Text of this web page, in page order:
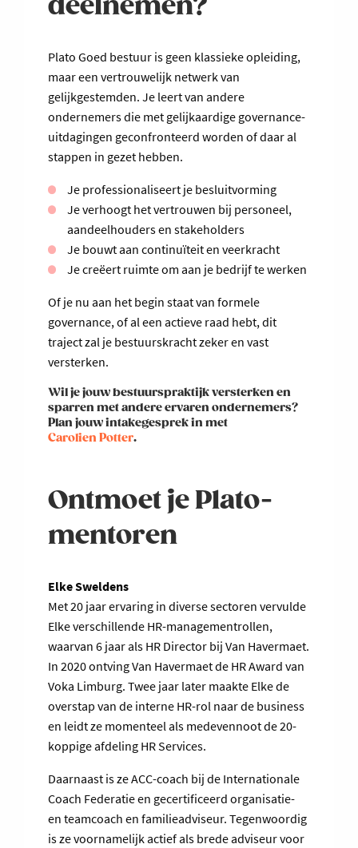
deelnemen?
Plato Goed bestuur is geen klassieke opleiding,
maar een vertrouwelijk netwerk van
gelijkgestemden. Je leert van andere
ondernemers die met gelijkaardige governance-
uitdagingen geconfronteerd worden of daar al
stappen in gezet hebben.
Je professionaliseert je besluitvorming
Je verhoogt het vertrouwen bij personeel,
aandeelhouders en stakeholders
Je bouwt aan continuïteit en veerkracht
Je creëert ruimte om aan je bedrijf te werken
Of je nu aan het begin staat van formele
governance, of al een actieve raad hebt, dit
traject zal je bestuurskracht zeker en vast
versterken.
Wil je jouw bestuurspraktijk versterken en
sparren met andere ervaren ondernemers?
Plan jouw intakegesprek in met
Carolien Potter.
Ontmoet je Plato-
mentoren
Elke Sweldens
Met 20 jaar ervaring in diverse sectoren vervulde
Elke verschillende HR-managementrollen,
waarvan 6 jaar als HR Director bij Van Havermaet.
In 2020 ontving Van Havermaet de HR Award van
Voka Limburg. Twee jaar later maakte Elke de
overstap van de interne HR-rol naar de business
en leidt ze momenteel als medevennoot de 20-
koppige afdeling HR Services.
Daarnaast is ze ACC-coach bij de Internationale
Coach Federatie en gecertificeerd organisatie-
en teamcoach en familieadviseur. Tegenwoordig
is ze voornamelijk actief als brede adviseur voor